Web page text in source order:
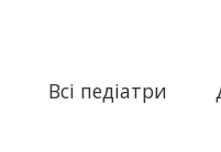
Всі педіатри